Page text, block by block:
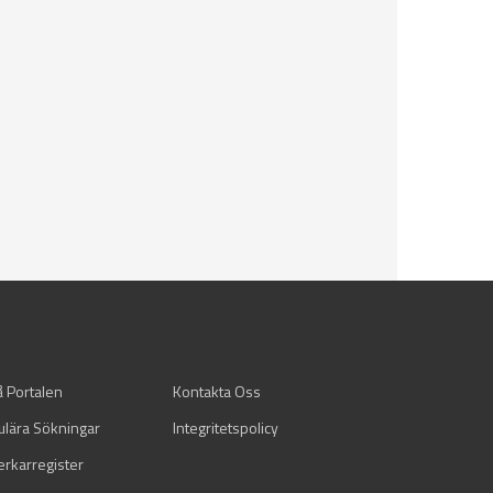
Portalen
Kontakta Oss
Sökningar
Integritetspolicy